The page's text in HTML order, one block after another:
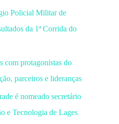
Policial Militar de
da 1ª Corrida do
com protagonistas do
parceiros e lideranças
é nomeado secretário
e Tecnologia de Lages